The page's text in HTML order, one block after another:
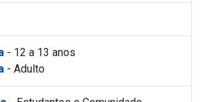
- 12 a 13 anos
- Adulto